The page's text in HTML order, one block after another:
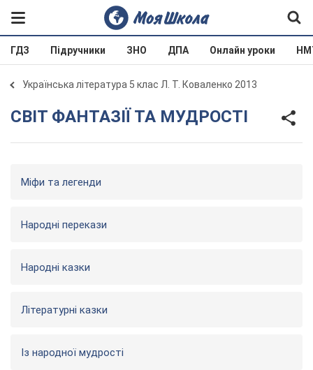
ГДЗ Підручники ЗНО ДПА Онлайн уроки
Українська література 5 клас Л. Т. Коваленко 2013
СВІТ ФАНТАЗІЇ ТА МУДРОСТІ
Міфи та легенди
Народні перекази
Народні казки
Літературні казки
Із народної мудрості